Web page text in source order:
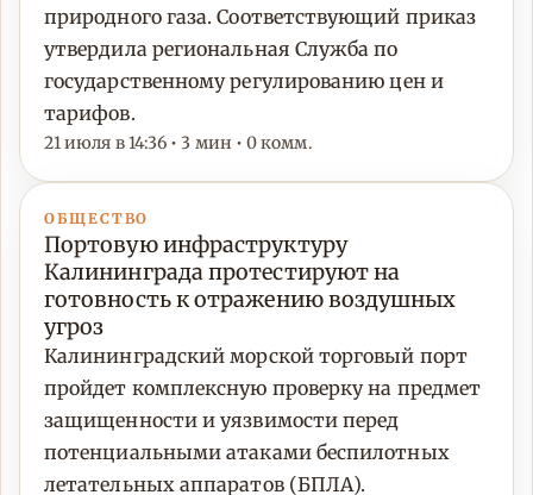
природного газа. Соответствующий приказ
утвердила региональная Служба по
государственному регулированию цен и
тарифов.
21 июля в 14:36 • 3 мин • 0 комм.
ОБЩЕСТВО
Портовую инфраструктуру
Калининграда протестируют на
готовность к отражению воздушных
угроз
Калининградский морской торговый порт
пройдет комплексную проверку на предмет
защищенности и уязвимости перед
потенциальными атаками беспилотных
летательных аппаратов (БПЛА).